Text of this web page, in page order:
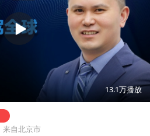
16:25
13.1万播放
来自北京市